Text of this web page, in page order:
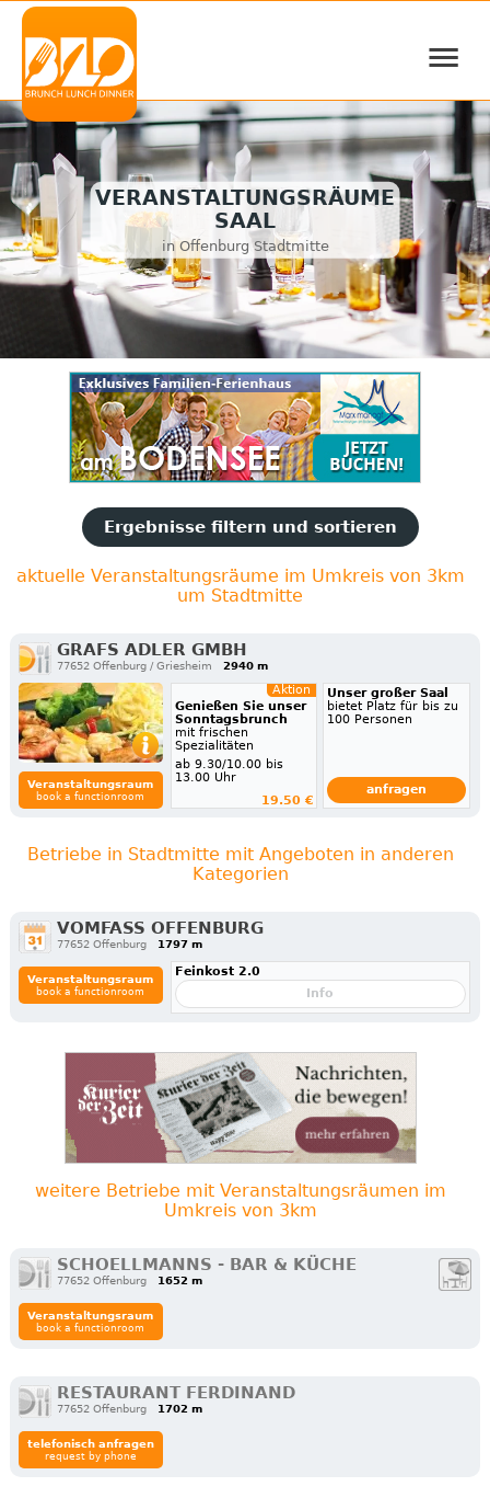
≡
VERANSTALTUNGSRÄUME
SAAL
in Offenburg Stadtmitte
Ergebnisse filtern und sortieren
aktuelle Veranstaltungsräume im Umkreis von 3km
um Stadtmitte
GRAFS ADLER GMBH
77652 Offenburg / Griesheim 2940 m
Veranstaltungsraum
book a functionroom
Aktion
Genießen Sie unser
Sonntagsbrunch
mit frischen
Spezialitäten
ab 9.30/10.00 bis
13.00 Uhr
19.50 €
Unser großer Saal
bietet Platz für bis zu
100 Personen
anfragen
Betriebe in Stadtmitte mit Angeboten in anderen
Kategorien
VOMFASS OFFENBURG
77652 Offenburg 1797 m
Veranstaltungsraum
book a functionroom
Feinkost 2.0
Info
weitere Betriebe mit Veranstaltungsräumen im
Umkreis von 3km
SCHOELLMANNS - BAR & KÜCHE
77652 Offenburg 1652 m
Veranstaltungsraum
book a functionroom
RESTAURANT FERDINAND
77652 Offenburg 1702 m
telefonisch anfragen
request by phone